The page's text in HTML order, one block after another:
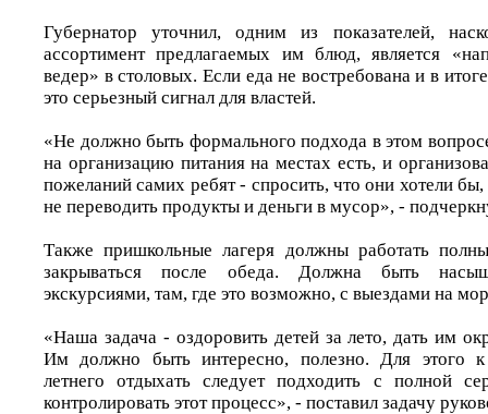
Губернатор уточнил, одним из показателей,
ассортимент предлагаемых им блюд, является
ведер» в столовых. Если еда не востребована и в
это серьезный сигнал для властей.
«Не должно быть формального подхода в этом
на организацию питания на местах есть, и
пожеланий самих ребят - спросить, что они хотели бы,
не переводить продукты и деньги в мусор», -
Также пришкольные лагеря должны работать
закрываться после обеда. Должна быть
экскурсиями, там, где это возможно, с выездами на
«Наша задача - оздоровить детей за лето, дать им
Им должно быть интересно, полезно. Для этого к
летнего отдыхать следует подходить с полной
контролировать этот процесс», - поставил задачу